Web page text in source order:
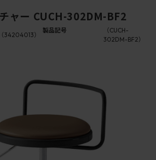
ャー CUCH-302DM-BF2
（34204013）
製品記号
（CUCH-
302DM-BF2）